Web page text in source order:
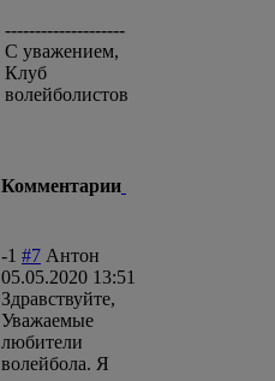
--------------------
С уважением,
Клуб
волейболистов
Комментарии
-1 #7 Антон
05.05.2020 13:51
Здравствуйте,
Уважаемые
любители
волейбола. Я